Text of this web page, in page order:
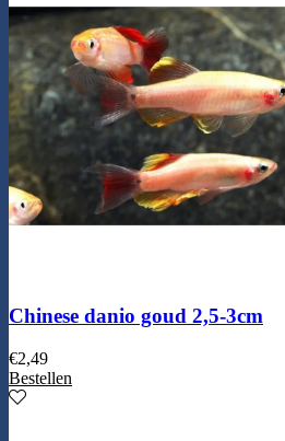
Chinese danio goud 2,5-3cm
€2,49
Bestellen